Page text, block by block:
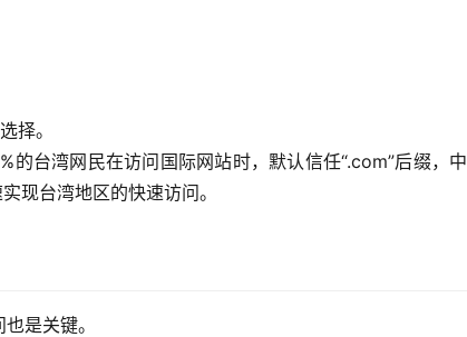
择。
台湾网民在访问国际网站时，默认信任“.com”后缀，中
现台湾地区的快速访问。
是关键。